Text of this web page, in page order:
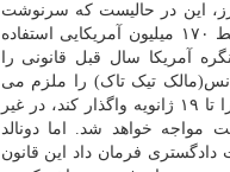
این در حالیست که سرنوشت
این اپلیکیشن ویدئویی کوتاه که توسط ۱۷۰ میلیون آمریکایی استفاده
آمریکا سال قبل قانونی را
تیک تاک) را ملزم می
کرد تا این اپ اشتراک گذاری ویدئو را تا ۱۹ ژانویه واگذار کند، در غیر
مواجه خواهد شد. اما دونالد
فرمان داد این قانون